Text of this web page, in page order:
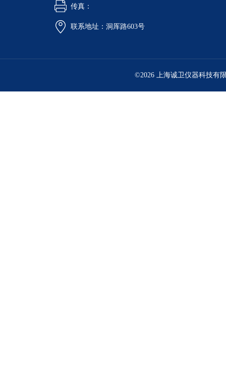
传真：
联系地址：洞厍路603号
©2026 上海诚卫仪器科技有